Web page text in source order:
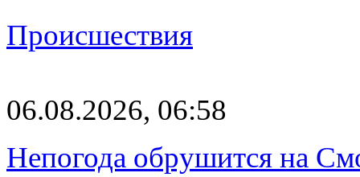
Происшествия
06.08.2026, 06:58
Непогода обрушится на